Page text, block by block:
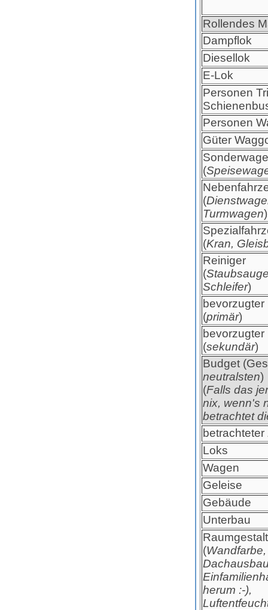
Rollendes
Dampflok
Diesellok
E-Lok
Personen
Personen
Güter
(
(
Turmwagen)
(Kran,
Reiniger
(
Schleifer)
bevorzugter
(primär)
bevorzugter
(sekundär)
Budget
neutralsten)
(Falls das
nix, wenn's
betrachtet
betrachteter
Loks
Wagen
Geleise
Gebäude
Unterbau
(Wandfarbe,
herum :-),